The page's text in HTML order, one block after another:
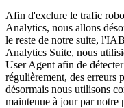
Afin d'exclure le trafic
Analytics, nous allons
le reste de notre suite,
Analytics Suite, nous
User Agent afin de
régulièrement, des erreurs
désormais nous utilisons
maintenue à jour par notre